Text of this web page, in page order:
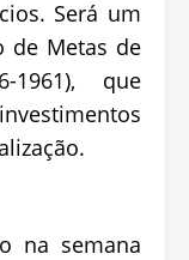
Será um
de Metas de
1961), que
na semana